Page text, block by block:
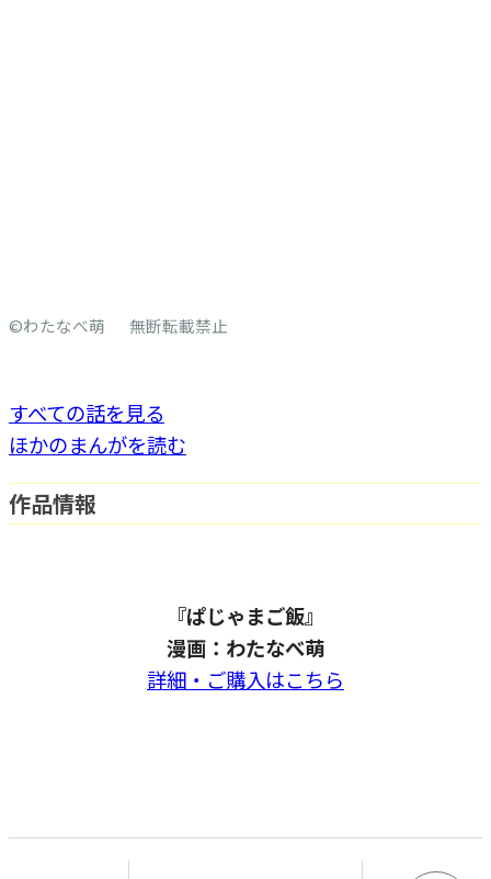
©わたなべ萌 無断転載禁止
すべての話を見る
ほかのまんがを読む
作品情報
『ぱじゃまご飯』
漫画：わたなべ萌
詳細・ご購入はこちら